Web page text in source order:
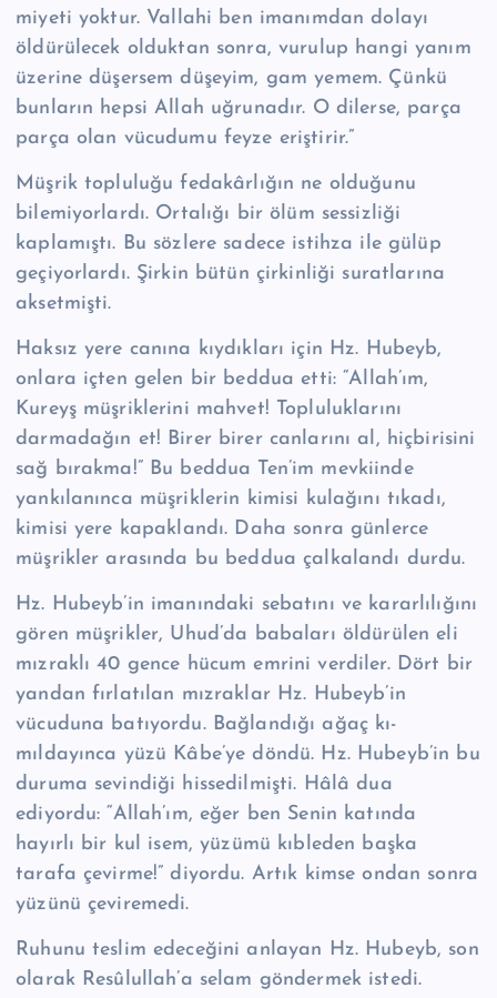
miyeti yoktur. Vallahi ben imanımdan dolayı
öldürülecek olduktan sonra, vu­rulup hangi yanım
üzerine düşersem düşeyim, gam yemem. Çünkü
bunların hepsi Allah uğrunadır. O dilerse, parça
parça olan vücudumu feyze eriştirir.”
Müşrik topluluğu fedakârlığın ne olduğunu
bilemiyorlardı. Ortalığı bir ölüm sessizliği
kaplamıştı. Bu sözlere sadece istihza ile gülüp
geçiyorlardı. Şirkin bü­tün çirkinliği suratlarına
aksetmişti.
Haksız yere canına kıydıkları için Hz. Hubeyb,
onlara içten gelen bir beddua etti: “Allah’ım,
Kureyş müşriklerini mahvet! Topluluklarını
darmadağın et! Bi­rer birer canlarını al, hiçbirisini
sağ bırakma!” Bu beddua Ten’im mevkiinde
yankılanınca müşriklerin kimisi kulağını tıkadı,
kimisi yere kapaklandı. Daha sonra günlerce
müşrikler arasında bu beddua çalkalandı durdu.
Hz. Hubeyb’in imanındaki sebatını ve kararlılığını
gören müşrikler, Uhud’da babaları öldürülen eli
mızraklı 40 gence hücum emrini verdiler. Dört bir
yan­dan fırlatılan mızraklar Hz. Hubeyb’in
vücuduna batıyordu. Bağlandığı ağaç kı­
mıldayınca yüzü Kâbe’ye döndü. Hz. Hubeyb’in bu
duruma sevindiği hissedil­mişti. Hâlâ dua
ediyordu: “Allah’ım, eğer ben Senin katında
hayırlı bir kul isem, yüzümü kıbleden başka
tarafa çevirme!” diyordu. Artık kimse ondan sonra
yü­zünü çeviremedi.
Ruhunu teslim edeceğini anlayan Hz. Hubeyb, son
olarak Re­sû­lul­lah’a selam göndermek istedi.